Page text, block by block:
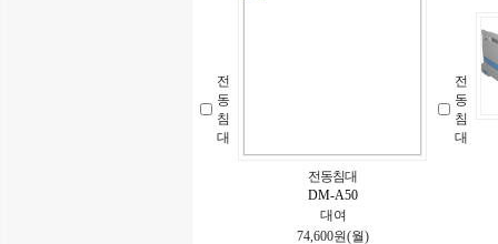
전
동
침
대
전동침대
DM-A50
대여
74,600원(월)
전
동
침
대